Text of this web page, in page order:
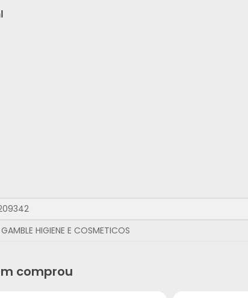
HIGIENE E COSMETICOS
comprou